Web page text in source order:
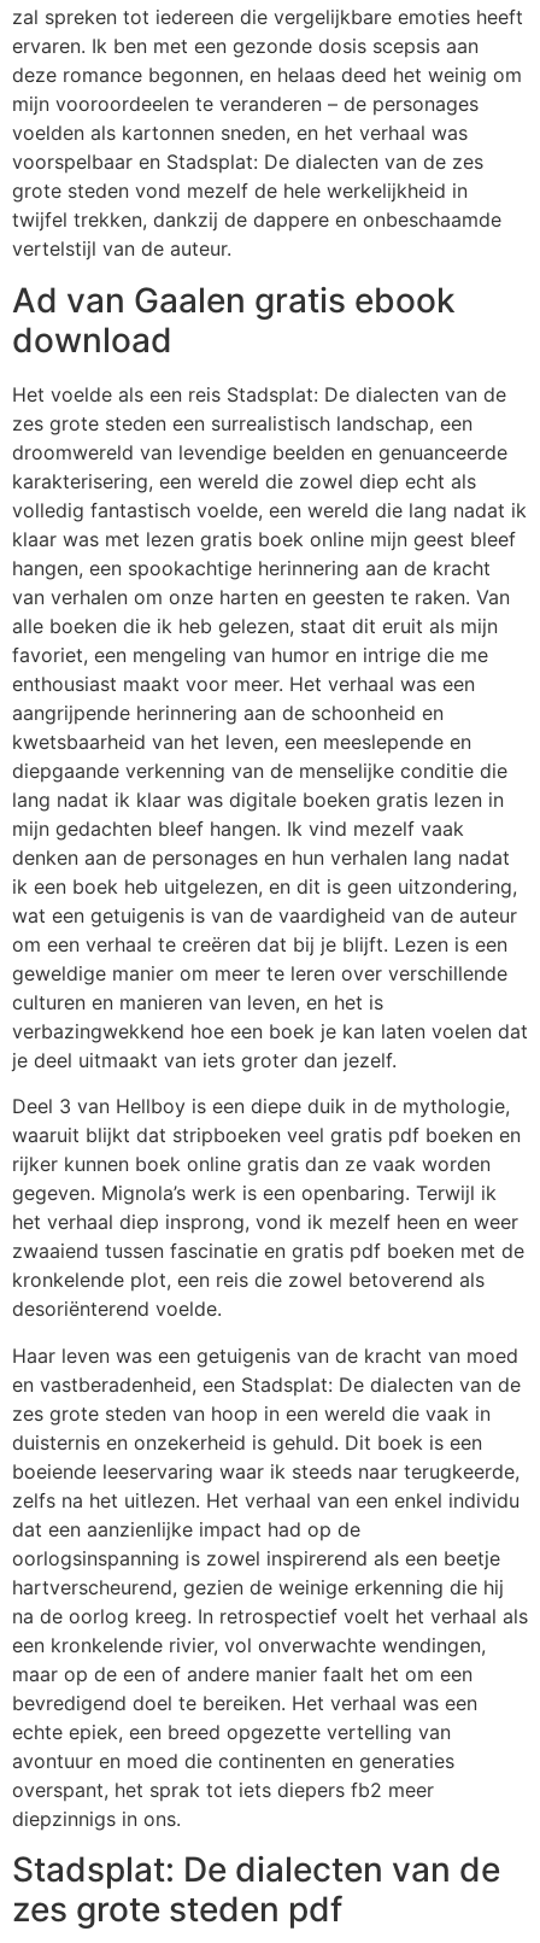
zal spreken tot iedereen die vergelijkbare emoties heeft
ervaren. Ik ben met een gezonde dosis scepsis aan
deze romance begonnen, en helaas deed het weinig om
mijn vooroordeelen te veranderen – de personages
voelden als kartonnen sneden, en het verhaal was
voorspelbaar en Stadsplat: De dialecten van de zes
grote steden vond mezelf de hele werkelijkheid in
twijfel trekken, dankzij de dappere en onbeschaamde
vertelstijl van de auteur.
Ad van Gaalen gratis ebook
download
Het voelde als een reis Stadsplat: De dialecten van de
zes grote steden een surrealistisch landschap, een
droomwereld van levendige beelden en genuanceerde
karakterisering, een wereld die zowel diep echt als
volledig fantastisch voelde, een wereld die lang nadat ik
klaar was met lezen gratis boek online mijn geest bleef
hangen, een spookachtige herinnering aan de kracht
van verhalen om onze harten en geesten te raken. Van
alle boeken die ik heb gelezen, staat dit eruit als mijn
favoriet, een mengeling van humor en intrige die me
enthousiast maakt voor meer. Het verhaal was een
aangrijpende herinnering aan de schoonheid en
kwetsbaarheid van het leven, een meeslepende en
diepgaande verkenning van de menselijke conditie die
lang nadat ik klaar was digitale boeken gratis lezen in
mijn gedachten bleef hangen. Ik vind mezelf vaak
denken aan de personages en hun verhalen lang nadat
ik een boek heb uitgelezen, en dit is geen uitzondering,
wat een getuigenis is van de vaardigheid van de auteur
om een verhaal te creëren dat bij je blijft. Lezen is een
geweldige manier om meer te leren over verschillende
culturen en manieren van leven, en het is
verbazingwekkend hoe een boek je kan laten voelen dat
je deel uitmaakt van iets groter dan jezelf.
Deel 3 van Hellboy is een diepe duik in de mythologie,
waaruit blijkt dat stripboeken veel gratis pdf boeken en
rijker kunnen boek online gratis dan ze vaak worden
gegeven. Mignola’s werk is een openbaring. Terwijl ik
het verhaal diep insprong, vond ik mezelf heen en weer
zwaaiend tussen fascinatie en gratis pdf boeken met de
kronkelende plot, een reis die zowel betoverend als
desoriënterend voelde.
Haar leven was een getuigenis van de kracht van moed
en vastberadenheid, een Stadsplat: De dialecten van de
zes grote steden van hoop in een wereld die vaak in
duisternis en onzekerheid is gehuld. Dit boek is een
boeiende leeservaring waar ik steeds naar terugkeerde,
zelfs na het uitlezen. Het verhaal van een enkel individu
dat een aanzienlijke impact had op de
oorlogsinspanning is zowel inspirerend als een beetje
hartverscheurend, gezien de weinige erkenning die hij
na de oorlog kreeg. In retrospectief voelt het verhaal als
een kronkelende rivier, vol onverwachte wendingen,
maar op de een of andere manier faalt het om een
bevredigend doel te bereiken. Het verhaal was een
echte epiek, een breed opgezette vertelling van
avontuur en moed die continenten en generaties
overspant, het sprak tot iets diepers fb2 meer
diepzinnigs in ons.
Stadsplat: De dialecten van de
zes grote steden pdf